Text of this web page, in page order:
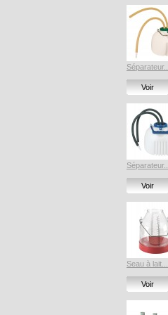
Voir
Voir
Seau à lait...
Voir